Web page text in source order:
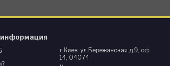
г.Киев, ул.Бережанская д.9, оф.
14, 04074